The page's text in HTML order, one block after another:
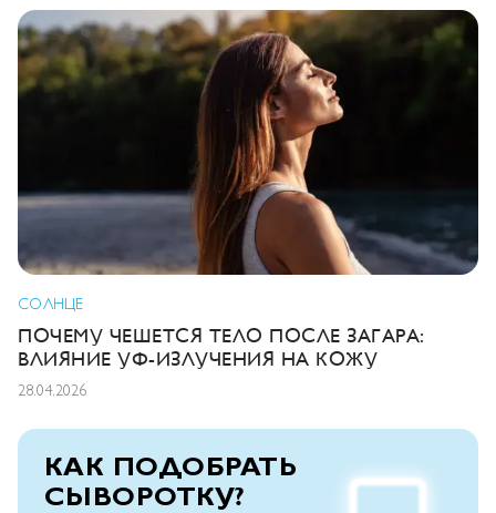
СОЛНЦЕ
ПОЧЕМУ ЧЕШЕТСЯ ТЕЛО ПОСЛЕ ЗАГАРА:
ВЛИЯНИЕ УФ-ИЗЛУЧЕНИЯ НА КОЖУ
28.04.2026
КАК ПОДОБРАТЬ
СЫВОРОТКУ?